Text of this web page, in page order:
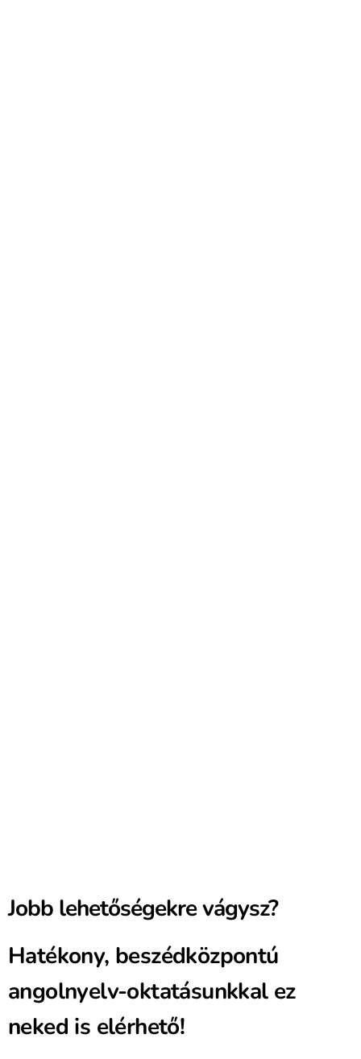
Jobb lehetőségekre vágysz?
Hatékony, beszédközpontú
angolnyelv-oktatásunkkal ez
neked is elérhető!